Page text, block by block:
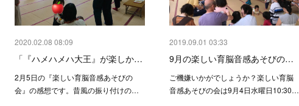
2020.02.08 08:09
「『ハメハメハ大王』が楽しか…
2月5日の『楽しい育脳音感あそびの
会』の感想です。昔風の振り付けの…
2019.09.01 03:33
9月の楽しい育脳音感あそびの…
ご機嫌いかがでしょうか？楽しい育脳
音感あそびの会は9月4日水曜日10:30…